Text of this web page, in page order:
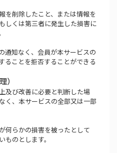
を削除したこと、または情報を
しくは第三者に発生した損害に
通知なく、会員が本サービスの
ることを拒否することができる
）
及び改善に必要と判断した場
く、本サービスの全部又は一部
何らかの損害を被ったとして
のとします。